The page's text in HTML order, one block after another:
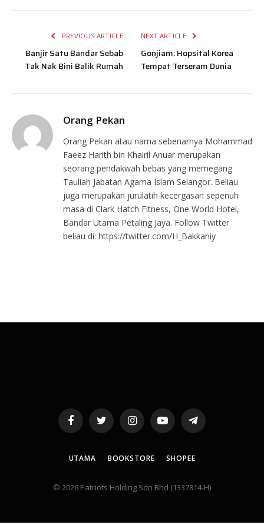
PREVIOUS ARTICLE
Banjir Satu Bandar Sebab
Tak Nak Bini Balik Rumah
NEXT ARTICLE
Gonjiam: Hopsital Korea
Tempat Terseram Dunia
Orang Pekan
Orang Pekan atau nama sebenarnya Mohammad
Faeez Harith bin Khairil Anuar merupakan
seorang pendakwah bebas yang memegang
Tauliah Jabatan Agama Islam Selangor. Beliau
juga merupakan jurulatih kecergasan sepenuh
masa di Clark Hatch Fitness, One World Hotel,
Bandar Utama Petaling Jaya. Follow Twitter
beliau di: https://twitter.com/H_Bakkaniy
FacebookTwitter InstagramYouTubeTelegram
UTAMA BOOKSTORE SHOPEE
© 2026 Patriots Holding Sdn Bhd (1337814-H)